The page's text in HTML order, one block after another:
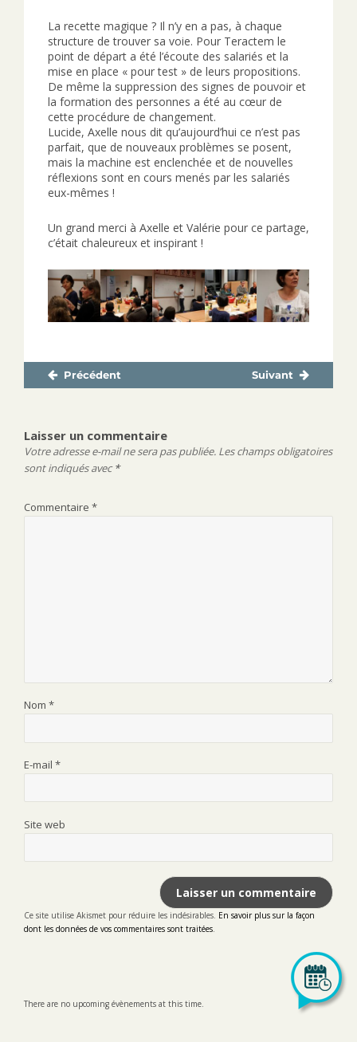
La recette magique ? Il n’y en a pas, à chaque
structure de trouver sa voie. Pour Teractem le
point de départ a été l’écoute des salariés et la
mise en place « pour test » de leurs propositions.
De même la suppression des signes de pouvoir et
la formation des personnes a été au cœur de
cette procédure de changement.
Lucide, Axelle nous dit qu’aujourd’hui ce n’est pas
parfait, que de nouveaux problèmes se posent,
mais la machine est enclenchée et de nouvelles
réflexions sont en cours menés par les salariés
eux-mêmes !
Un grand merci à Axelle et Valérie pour ce partage,
c’était chaleureux et inspirant !
NavigationPrécédent
Publication
Suivant
Publication
Laisser un commentaire
Votre adresse e-mail ne sera pas publiée. Les champs obligatoires
sont indiqués avec*
Commentaire *
Nom *
E-mail *
Site web
Ce site utilise Akismet pour réduire les indésirables. En savoir plus sur la façon
dont les données de vos commentaires sont traitées
There are no upcoming évènements at this time.